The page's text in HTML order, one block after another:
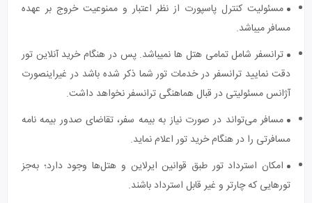
مسئولیت کنترل پاسپورت از نظر اعتبار و ممنوعیت خروج بر عهده
مسافر میباشد.
ترانسفر شامل تمامی هتل ها نمیباشد. پس در هنگام خرید آنلاین تور
دقت نمایید ترانسفر در خدمات تور شما ذکر شده باشد در غیراینصورت
آژانس مسئولیتی در قبال هماهنگی ترانسفر نخواهد داشت.
مسافر می‌تواند در صورت نیاز به بیمه سفر، تقاضای صدور بیمه نامه
مسافرتی را در هنگام خرید تور اعلام نماید.
امکان استرداد تور طبق قوانین ایرلاین و هتل‌ها وجود دارد؛ به‌جز
تورهایی که چارتر و غیر قابل استرداد باشند.